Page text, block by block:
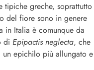
greche, soprattutto
del fiore sono in genere
in Italia è comunque da
di Epipactis neglecta, che
un epichilo più allungato e